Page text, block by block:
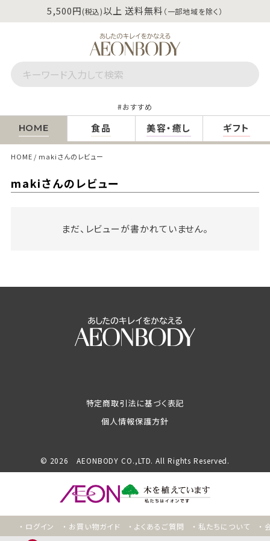
5,500円(税込)以上 送料無料 （一部地域を除く）
おすすめ
HOME 食品 美容・癒し ギフト
HOME makiさんのレビュー
makiさんのレビュー
まだ、レビューが書かれていません。
ログイン お買い物ガイド よくあるご質問 私たちについて
特定商取引法に基づく表記
個人情報保護方針
© 2026 AEONBODY CO.,LTD. All Rights Reserved.